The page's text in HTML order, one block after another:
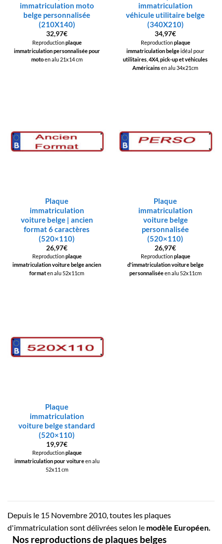
immatriculation moto
belge personnalisée
(210X140)
32,97€
Reproductionplaque
immatriculation personnalisée pour
motoen alu 21x14 cm
immatriculation
véhicule utilitaire belge
(340X210)
34,97€
Reproductionplaque
immatriculation belgeidéal pour
utilitaires 4X4, pick-up et véhicules
Américainsen alu 34x21cm
Plaque
immatriculation
voiture belge | ancien
format 6 caractères
(520×110)
26,97€
Reproductionplaque
immatriculation voiture belgeancien
formaten alu 52x11cm
Plaque
immatriculation
voiture belge
personnalisée
(520×110)
26,97€
Reproductionplaque
d'immatriculation voiture belge
personnaliséeen alu 52x11cm
Plaque
immatriculation
voiture belge standard
(520×110)
19,97€
Reproductionplaque
immatriculation pour voitureen alu
52x11 cm
Depuis le 15 Novembre 2010, toutes les plaques
d'immatriculation sont délivrées selon le modèle Européen.
Nos reproductions de plaques belges